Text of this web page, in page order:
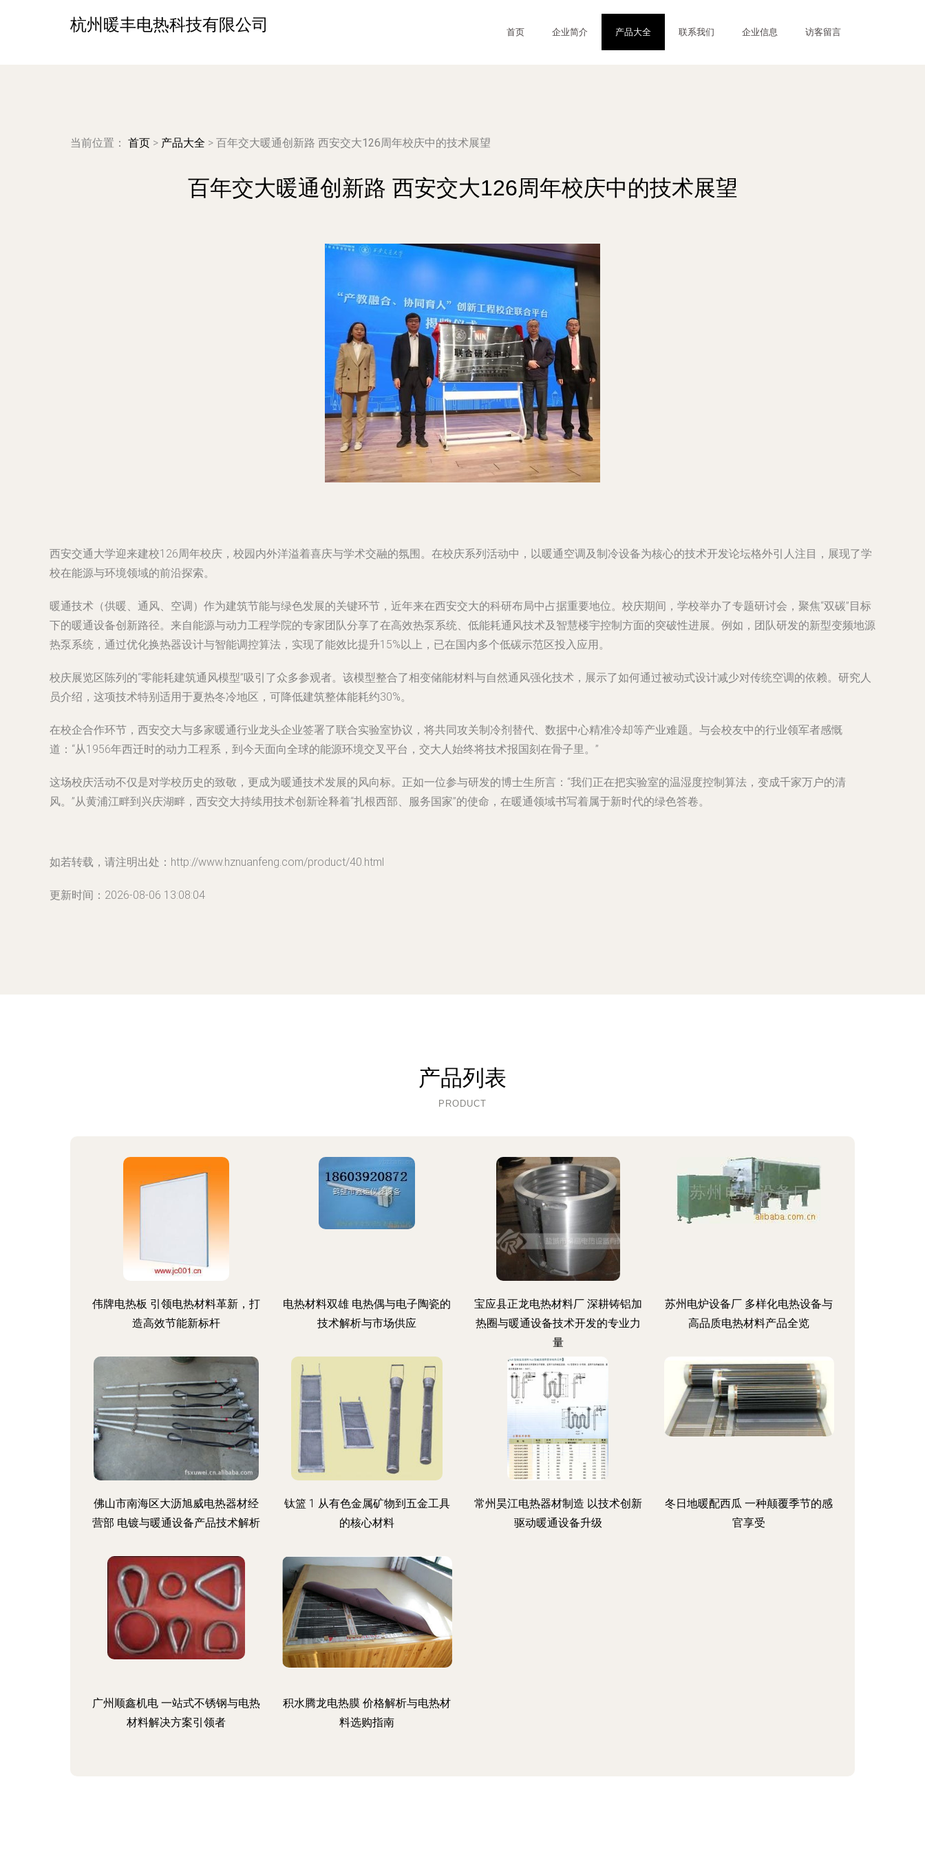
杭州暖丰电热科技有限公司 首页 企业简介 产品大全 联系我们 企业信息 访客留言
当前位置： 首页 > 产品大全 > 百年交大暖通创新路 西安交大126周年校庆中的技术展望
百年交大暖通创新路 西安交大126周年校庆中的技术展望
西安交通大学迎来建校126周年校庆，校园内外洋溢着喜庆与学术交融的氛围。在校庆系列活动中，以暖通空调及制冷设备为核心的技术开发论坛格外引人注目，展现了学
校在能源与环境领域的前沿探索。
暖通技术（供暖、通风、空调）作为建筑节能与绿色发展的关键环节，近年来在西安交大的科研布局中占据重要地位。校庆期间，学校举办了专题研讨会，聚焦“双碳”目标
下的暖通设备创新路径。来自能源与动力工程学院的专家团队分享了在高效热泵系统、低能耗通风技术及智慧楼宇控制方面的突破性进展。例如，团队研发的新型变频地源
热泵系统，通过优化换热器设计与智能调控算法，实现了能效比提升15%以上，已在国内多个低碳示范区投入应用。
校庆展览区陈列的“零能耗建筑通风模型”吸引了众多参观者。该模型整合了相变储能材料与自然通风强化技术，展示了如何通过被动式设计减少对传统空调的依赖。研究人
员介绍，这项技术特别适用于夏热冬冷地区，可降低建筑整体能耗约30%。
在校企合作环节，西安交大与多家暖通行业龙头企业签署了联合实验室协议，将共同攻关制冷剂替代、数据中心精准冷却等产业难题。与会校友中的行业领军者感慨
道：“从1956年西迁时的动力工程系，到今天面向全球的能源环境交叉平台，交大人始终将技术报国刻在骨子里。”
这场校庆活动不仅是对学校历史的致敬，更成为暖通技术发展的风向标。正如一位参与研发的博士生所言：“我们正在把实验室的温湿度控制算法，变成千家万户的清
风。”从黄浦江畔到兴庆湖畔，西安交大持续用技术创新诠释着“扎根西部、服务国家”的使命，在暖通领域书写着属于新时代的绿色答卷。
如若转载，请注明出处：http://www.hznuanfeng.com/product/40.html
更新时间：2026-08-06 13:08:04
产品列表
PRODUCT
伟牌电热板 引领电热材料革新，打
造高效节能新标杆
电热材料双雄 电热偶与电子陶瓷的
技术解析与市场供应
宝应县正龙电热材料厂 深耕铸铝加
热圈与暖通设备技术开发的专业力
量
苏州电炉设备厂 多样化电热设备与
高品质电热材料产品全览
佛山市南海区大沥旭威电热器材经
营部 电镀与暖通设备产品技术解析
钛篮 1 从有色金属矿物到五金工具
的核心材料
常州昊江电热器材制造 以技术创新
驱动暖通设备升级
冬日地暖配西瓜 一种颠覆季节的感
官享受
广州顺鑫机电 一站式不锈钢与电热
材料解决方案引领者
积水腾龙电热膜 价格解析与电热材
料选购指南